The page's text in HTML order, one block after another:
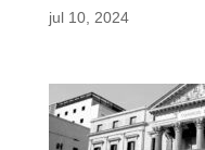
jul 10, 2024